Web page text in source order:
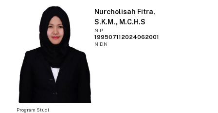
Nurcholisah Fitra,
S.K.M., M.C.H.S
NIP
199507112024062001
NIDN
Program Studi